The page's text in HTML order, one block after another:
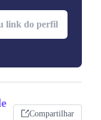
Compartilhar